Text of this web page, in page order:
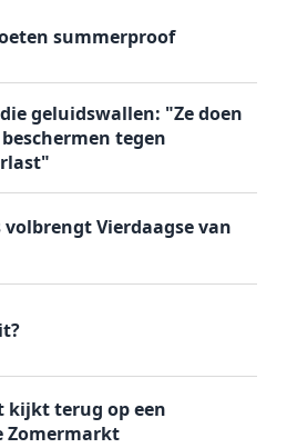
summerproof
geluidswallen: "Ze doen
tegen
volbrengt Vierdaagse van
kijkt terug op een
Zomermarkt